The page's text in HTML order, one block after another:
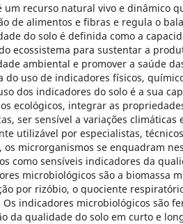
um recurso natural vivo e dinâmico
de alimentos e fibras e regula o
do solo é definida como a
ecossistema para sustentar a
ambiental e promover a saúde
do uso de indicadores físicos,
dos indicadores do solo é a sua
ecológicos, integrar as
ser sensível a variações climáticas
utilizável por especialistas,
os microrganismos se enquadram
como sensíveis indicadores da
microbiológicos são a biomassa
por rizóbio, o quociente
Os indicadores microbiológicos são
da qualidade do solo em curto e